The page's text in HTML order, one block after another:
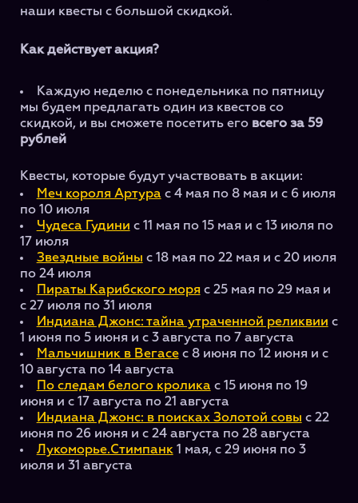
наши квесты с большой скидкой.
Как действует акция?
Каждую неделю с понедельника по пятницу
мы будем предлагать один из квестов со
скидкой, и вы сможете посетить его всего за 59
рублей
Квесты, которые будут участвовать в акции:
Меч короля Артура с 4 мая по 8 мая и с 6 июля
по 10 июля
Чудеса Гудини с 11 мая по 15 мая и с 13 июля по
17 июля
Звездные войны с 18 мая по 22 мая и с 20 июля
по 24 июля
Пираты Карибского моряс 25 мая по 29 мая и
с 27 июля по 31 июля
Индиана Джонс: тайна утраченной реликвии с
1 июня по 5 июня и с 3 августа по 7 августа
Мальчишник в Вегасес 8 июня по 12 июня и с
10 августа по 14 августа
По следам белого кролика с 15 июня по 19
июня и с 17 августа по 21 августа
Индиана Джонс: в поисках Золотой совы с 22
июня по 26 июня и с 24 августа по 28 августа
Лукоморье.Стимпанк1 мая, с 29 июня по 3
июля и 31 августа